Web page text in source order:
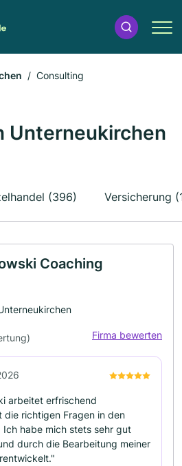
Consulting
Unterneukirchen
(396) Versicherung
Coaching
Firma bewerten
arbeitet erfrischend
die richtigen Fragen in den
Ich habe mich stets sehr gut
durch die Bearbeitung meiner